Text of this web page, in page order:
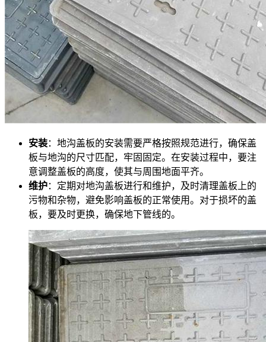
安装：地沟盖板的安装需要严格按照规范进行，确保盖
板与地沟的尺寸匹配，牢固固定。在安装过程中，要注
意调整盖板的高度，使其与周围地面平齐。
维护：定期对地沟盖板进行和维护，及时清理盖板上的
污物和杂物，避免影响盖板的正常使用。对于损坏的盖
板，要及时更换，确保地下管线的。